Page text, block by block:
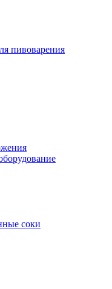
пивоварения
соки